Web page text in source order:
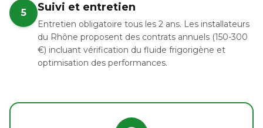
5 Suivi et entretien
Entretien obligatoire tous les 2 ans. Les installateurs
du Rhône proposent des contrats annuels (150-300
€) incluant vérification du fluide frigorigène et
optimisation des performances.